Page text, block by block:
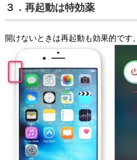
３．再起動は特効薬
開けないときは再起動も効果的です。